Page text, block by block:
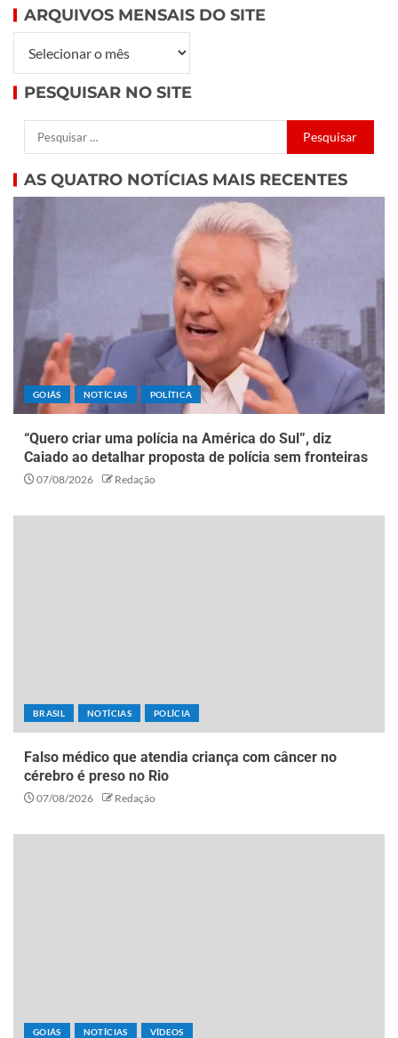
ARQUIVOS MENSAIS DO SITE
PESQUISAR NO SITE
AS QUATRO NOTÍCIAS MAIS RECENTES
GOIÁS NOTÍCIAS POLÍTICA
“Quero criar uma polícia na América do Sul”, diz
Caiado ao detalhar proposta de polícia sem fronteiras
07/08/2026 Redação
BRASIL NOTÍCIAS POLÍCIA
Falso médico que atendia criança com câncer no
cérebro é preso no Rio
07/08/2026 Redação
GOIÁS NOTÍCIAS VÍDEOS